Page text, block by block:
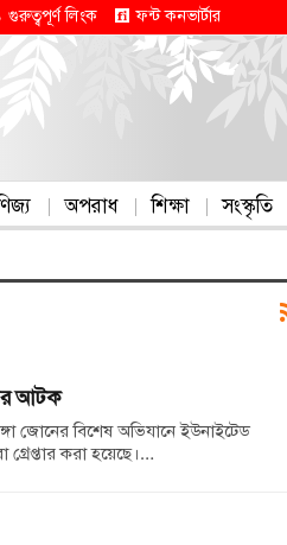
গুরুত্বপূর্ণ লিংক ফন্ট কনভার্টার
অপরাধ শিক্ষা সংস্কৃতি
আটক
জোনের বিশেষ অভিযানে ইউনাইটেড
করা হয়েছে।…